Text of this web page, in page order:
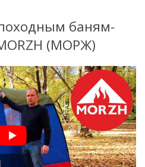
баням-
(МОРЖ)